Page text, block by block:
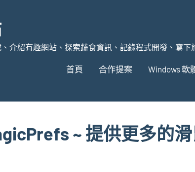
介紹有趣網站、探索蔬食資訊、記錄程式開發、寫下
首頁 合作提案 Windows 軟
~ 提供更多的